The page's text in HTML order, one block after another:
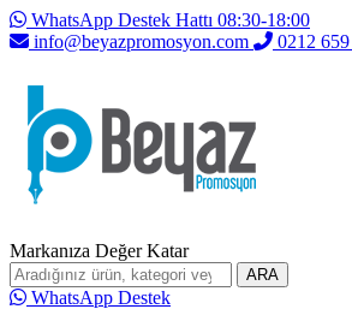
WhatsApp Destek Hattı 08:30-18:00
info@beyazpromosyon.com
0212
Markanıza Değer Katar
ARA
WhatsApp Destek